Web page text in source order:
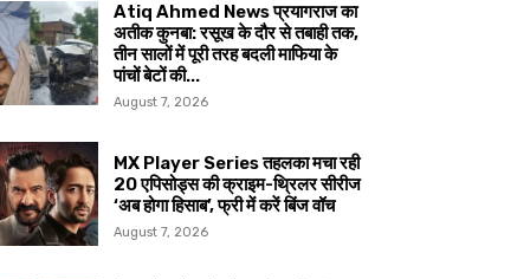
Atiq Ahmed News प्रयागराज का
अतीक कुनबा: रसूख के दौर से तबाही तक,
तीन सालों में पूरी तरह बदली माफिया के
पांचों बेटों की...
August 7, 2026
MX Player Series तहलका मचा रही
20 एपिसोड्स की क्राइम-थ्रिलर सीरीज
‘अब होगा हिसाब’, फ्री में करें बिंज वॉच
August 7, 2026